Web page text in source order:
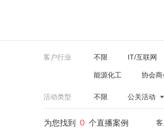
客户行业 不限 IT/互联网
能源化工 协会商
活动类型 不限 公关活动
为您找到 0 个直播案例 客